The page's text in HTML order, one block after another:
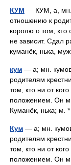
КУМ — КУМ, а, мн.
отношению к
королю о том, кто
не зависит. Сдал
куманёк, нька,
кум — а; мн.
родителям
том, кто ни от
положением. Он
Куманёк, нька; м.
Кум — а; мн.
родителям
том, кто ни от
положением. Он